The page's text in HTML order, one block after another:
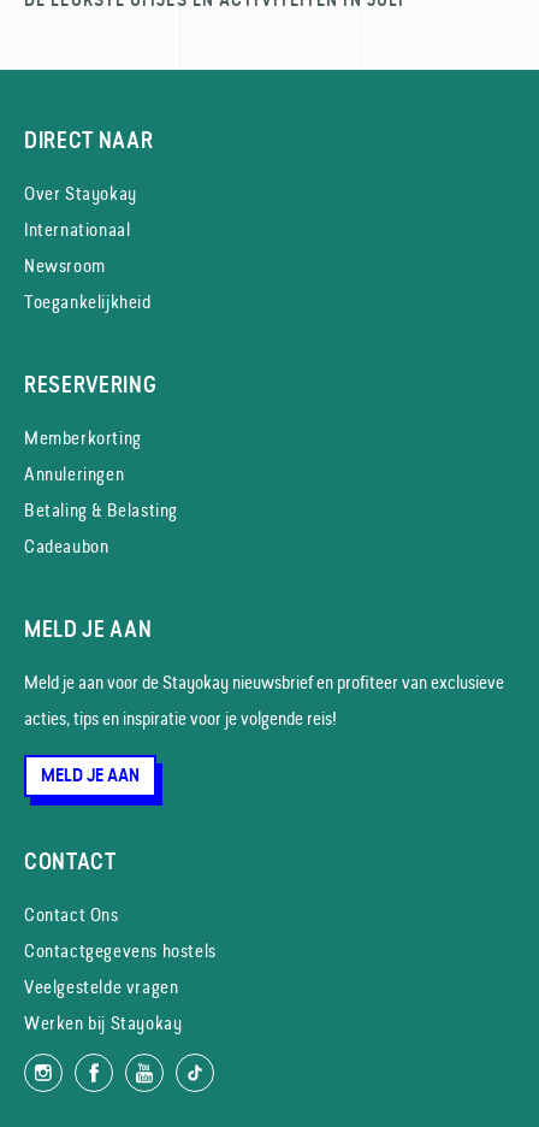
DIRECT NAAR
Over Stayokay
Internationaal
Newsroom
Toegankelijkheid
RESERVERING
Memberkorting
Annuleringen
Betaling & Belasting
Cadeaubon
MELD JE AAN
Meld je aan voor de Stayokay nieuws­brief en profiteer van exclusieve
acties, tips en inspiratie voor je volgende reis!
MELD JE AAN
CONTACT
Contact Ons
Contactgegevens hostels
Veelgestelde vragen
Werken bij Stayokay